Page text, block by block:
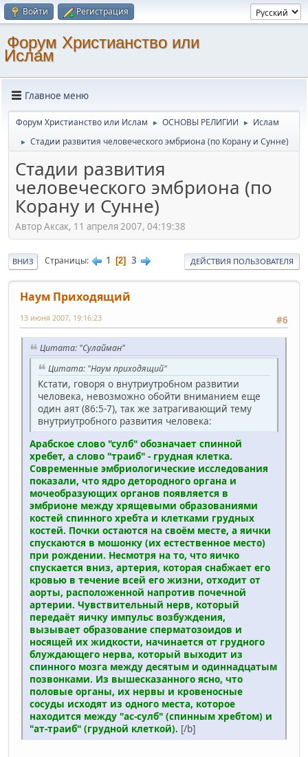
Войти Регистрация
Форум Христианство или
Ислам
Главное меню
Форум Христианство или Ислам ► ОСНОВЫ РЕЛИГИИ ► Ислам
► Стадии развития человеческого эмбриона (по Корану и Сунне)
Стадии развития
человеческого эмбриона (по
Корану и Сунне)
Автор Аксак, 11 апреля 2007, 04:19:38
ВНИЗ Страницы 1 2 3 ДЕЙСТВИЯ ПОЛЬЗОВАТЕЛЯ
Наум Приходящий
#6
13 июня 2007, 19:16:23
Цитата: "Сулайман"
Цитата: "Наум приходящий"
Кстати, говоря о внутриутробном развитии
человека, невозможно обойти вниманием еще
один аят (86:5-7), так же затрагивающий тему
внутриутробного развития человека:
Арабское слово "сулб" обозначает спинной
хребет, а слово "траиб" - грудная клетка.
Современные эмбриологические исследования
показали, что ядро детородного органа и
мочеобразующих органов появляется в
эмбрионе между хрящевыми образованиями
костей спинного хребта и клетками грудных
костей. Почки остаются на своём месте, а яички
спускаются в мошонку (их естественное место)
при рождении. Несмотря на то, что яичко
спускается вниз, артерия, которая снабжает его
кровью в течение всей его жизни, отходит от
аорты, расположенной напротив почечной
артерии. Чувствительный нерв, который
передаёт яичку импульс возбуждения,
вызывает образование сперматозоидов и
носящей их жидкости, начинается от грудного
блуждающего нерва, который выходит из
спинного мозга между десятым и одиннадцатым
позвонками. Из вышесказанного ясно, что
половые органы, их нервы и кровеносные
сосуды исходят из одного места, которое
находится между "ас-сулб" (спинным хребтом) и
"ат-траиб" (грудной клеткой). [/b]